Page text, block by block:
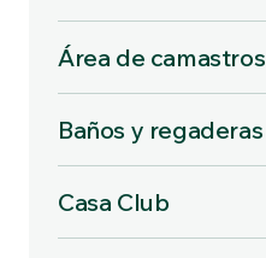
Área de camastros
Baños y regaderas
Casa Club